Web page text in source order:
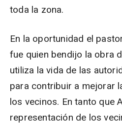
toda la zona.
En la oportunidad el
fue quien bendijo la obra
utiliza la vida de las
para contribuir a mejorar
los vecinos. En tanto que
representación de los